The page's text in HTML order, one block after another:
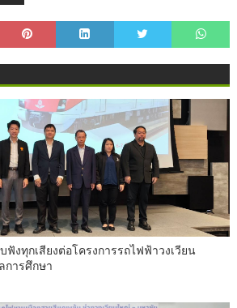
ฟังทุกเสียงต่อโครงการรถไฟฟ้าวงเวียน
การศึกษา